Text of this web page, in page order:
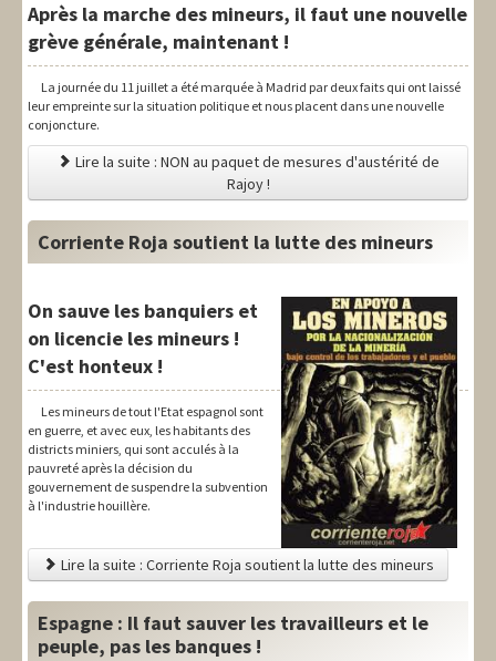
Syndical
Social
Thèmes
Après la marche des mineurs, il faut une nouvelle
grève générale, maintenant !
La journée du 11 juillet a été marquée à Madrid par deux faits qui ont laissé
leur empreinte sur la situation politique et nous placent dans une nouvelle
conjoncture.
Lire la suite : NON au paquet de mesures d'austérité de
Rajoy !
Corriente Roja soutient la lutte des mineurs
On sauve les banquiers et
on licencie les mineurs !
C'est honteux !
Les mineurs de tout l'Etat espagnol sont
en guerre, et avec eux, les habitants des
districts miniers, qui sont acculés à la
pauvreté après la décision du
gouvernement de suspendre la subvention
à l'industrie houillère.
Lire la suite : Corriente Roja soutient la lutte des mineurs
Espagne : Il faut sauver les travailleurs et le
peuple, pas les banques !